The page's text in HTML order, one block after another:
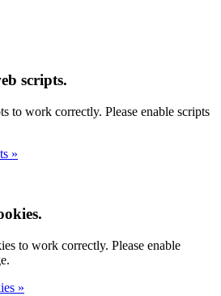
scripts.
to work correctly. Please enable scripts
»
to work correctly. Please enable
»